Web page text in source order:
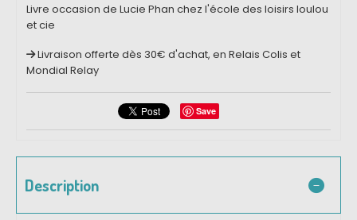
Livre occasion de Lucie Phan chez l'école des loisirs loulou
et cie
Livraison offerte dès 30€ d'achat, en Relais Colis et
Mondial Relay
Save
Description